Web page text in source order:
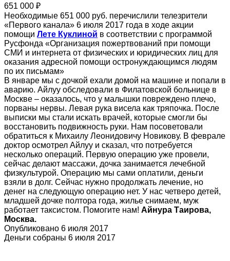
651 000 ₽
Необходимые 651 000 руб. перечислили телезрители
«Первого канала» 6 июля 2017 года в ходе акции
помощи Лете Куклиной в соответствии с программой
Русфонда «Организация пожертвований при помощи
СМИ и интернета от физических и юридических лиц для
оказания адресной помощи остронуждающимся людям
по их письмам»
В январе мы с дочкой ехали домой на машине и попали в
аварию. Айлуу обследовали в Филатовской больнице в
Москве – оказалось, что у малышки повреждено плечо,
порваны нервы. Левая рука висела как тряпочка. После
выписки мы стали искать врачей, которые смогли бы
восстановить подвижность руки. Нам посоветовали
обратиться к Михаилу Леонидовичу Новикову. В феврале
доктор осмотрел Айлуу и сказал, что потребуется
несколько операций. Первую операцию уже провели,
сейчас делают массажи, дочка занимается лечебной
физкультурой. Операцию мы сами оплатили, деньги
взяли в долг. Сейчас нужно продолжать лечение, но
денег на следующую операцию нет. У нас четверо детей,
младшей дочке полтора года, жилье снимаем, муж
работает таксистом. Помогите нам! Айнура Таирова,
Москва.
Опубликовано 6 июля 2017
Деньги собраны 6 июля 2017